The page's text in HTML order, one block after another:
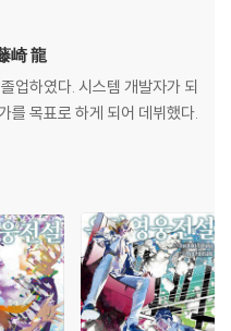
崎 龍
업하였다. 시스템 개발자가 되
를 목표로 하게 되어 데뷔했다.